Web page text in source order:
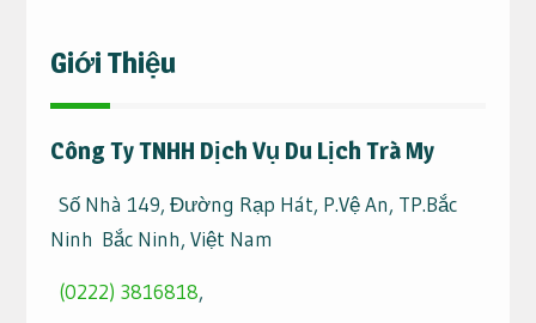
Giới Thiệu
Công Ty TNHH Dịch Vụ Du Lịch Trà My
Số Nhà 149, Đường Rạp Hát, P.Vệ An, TP.Bắc
Ninh Bắc Ninh, Việt Nam
(0222) 3816818,